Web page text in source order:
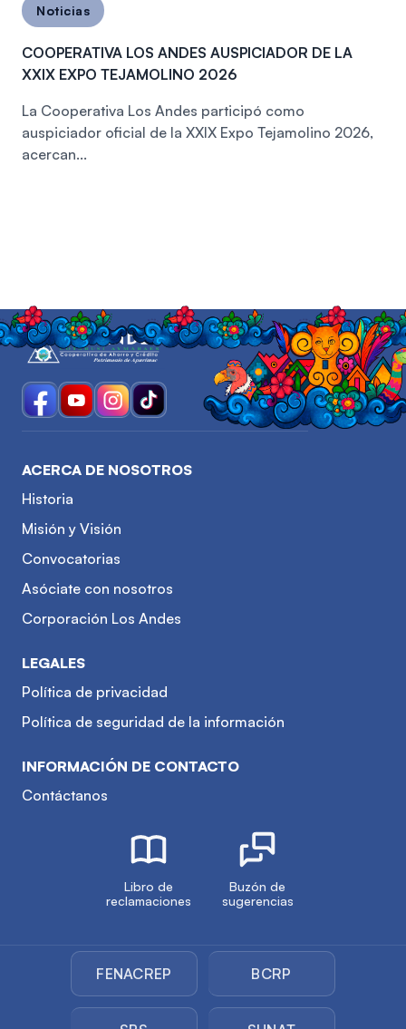
Noticias
COOPERATIVA LOS ANDES AUSPICIADOR DE LA
XXIX EXPO TEJAMOLINO 2026
La Cooperativa Los Andes participó como
auspiciador oficial de la XXIX Expo Tejamolino 2026,
acercan...
ACERCA DE NOSOTROS
Historia
Misión y Visión
Convocatorias
Asóciate con nosotros
Corporación Los Andes
LEGALES
Política de privacidad
Política de seguridad de la información
INFORMACIÓN DE CONTACTO
Contáctanos
Libro de
reclamaciones
Buzón de
sugerencias
FENACREP BCRP